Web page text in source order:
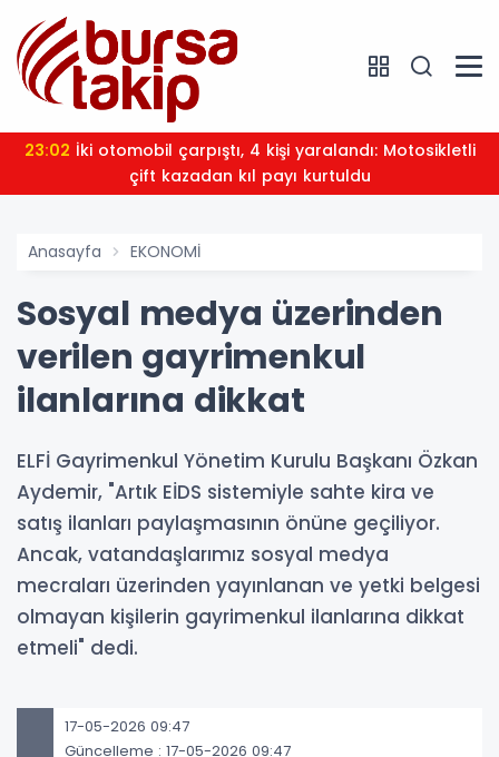
23:02
çift kazadan kıl payı kurtuldu
Anasayfa EKONOMİ
Sosyal medya üzerinden
verilen gayrimenkul
ilanlarına dikkat
ELFİ Gayrimenkul Yönetim Kurulu Başkanı Özkan
Aydemir, "Artık EİDS sistemiyle sahte kira ve
satış ilanları paylaşmasının önüne geçiliyor.
Ancak, vatandaşlarımız sosyal medya
mecraları üzerinden yayınlanan ve yetki belgesi
olmayan kişilerin gayrimenkul ilanlarına dikkat
etmeli" dedi.
17-05-2026 09:47
Güncelleme : 17-05-2026 09:47